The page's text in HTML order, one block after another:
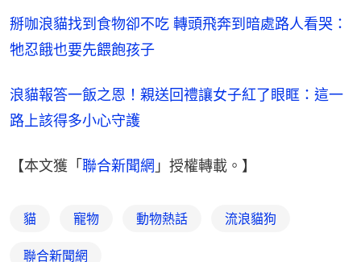
掰咖浪貓找到食物卻不吃 轉頭飛奔到暗處路人看哭：
牠忍餓也要先餵飽孩子
浪貓報答一飯之恩！親送回禮讓女子紅了眼眶：這一
路上該得多小心守護
【本文獲「 聯合新聞網 」授權轉載。】
貓 寵物 動物熱話 流浪貓狗
聯合新聞網